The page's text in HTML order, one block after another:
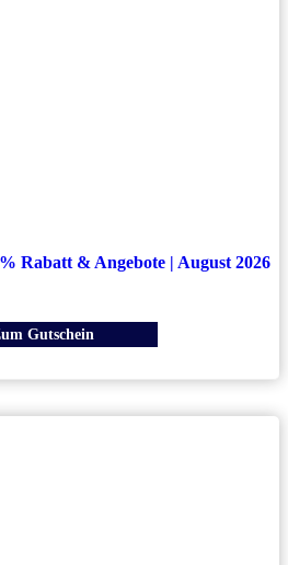
Rabatt & Angebote | August 2026
Gutschein